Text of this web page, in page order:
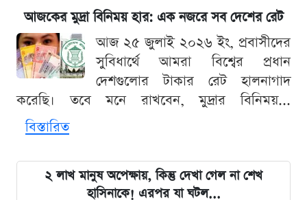
আজকের মুদ্রা বিনিময় হার: এক নজরে সব দেশের রেট
আজ ২৫ জুলাই ২০২৬ ইং, প্রবাসীদের
সুবিধার্থে আমরা বিশ্বের প্রধান
দেশগুলোর টাকার রেট হালনাগাদ
করেছি। তবে মনে রাখবেন, মুদ্রার বিনিময়...
বিস্তারিত
২ লাখ মানুষ অপেক্ষায়, কিন্তু দেখা গেল না শেখ
হাসিনাকে! এরপর যা ঘটল...